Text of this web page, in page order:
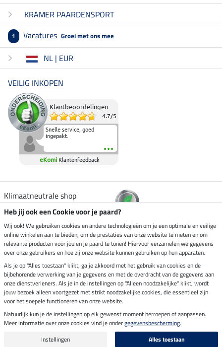
KRAMER PAARDENSPORT
1 Vacatures Groei met ons mee
NL | EUR
VEILIG INKOPEN
Klantbeoordelingen
4.7/5
Snelle service, goed
ingepakt.
eKomi Klantenfeedback
Klimaatneutrale shop
Verzending per
Veilig betalen met
Impressum
Laatste update op 06.08.2026 om 14:39 uur
Alle prijzen in euro's, incl. BTW, excl. verzendkosten.
Heb jij ook een Cookie voor je paard?
Wij ook! We gebruiken cookies en andere technologieën om je een optimale en veilige
online winkelen aan te bieden, om de prestaties van onze website te meten en om
relevante producten voor jou en je paard te tonen! Hiervoor verzamelen we gegevens
over onze gebruikers en hoe zij onze website kunnen gebruiken op hun apparaten.
Als je op "Alles toestaan" klikt, ga je akkoord met het gebruik van cookies en de
bijbehorende verwerking van je gegevens en met de overdracht van de gegevens aan
onze dienstverleners. Als je in de instellingen op "Alleen noodzakelijke" klikt, wordt
jouw bezoek alleen voortgezet met strikt noodzakelijke cookies, die essentieel zijn
voor het soepele functioneren van onze website.
Natuurlijk kun je de instellingen op elk gewenst moment herroepen of aanpassen.
Meer informatie over onze cookies vind je ondergegevensbescherming.
Instellingen
Alles toestaan